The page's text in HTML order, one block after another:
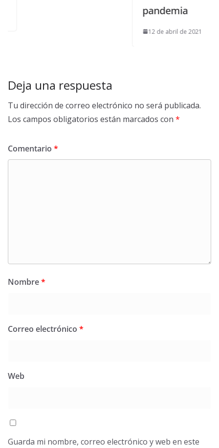
pandemia
12 de abril de 2021
Deja una respuesta
Tu dirección de correo electrónico no será publicada.
Los campos obligatorios están marcados con *
Comentario *
Nombre*
Correo electrónico *
Web
Guarda mi nombre, correo electrónico y web en este